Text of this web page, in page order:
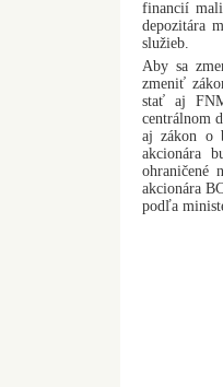
financií
depozitára
služieb.
Aby sa
zmeniť
stať aj
centrálnom
aj zákon o
akcionára
ohraničené
akcionára
podľa